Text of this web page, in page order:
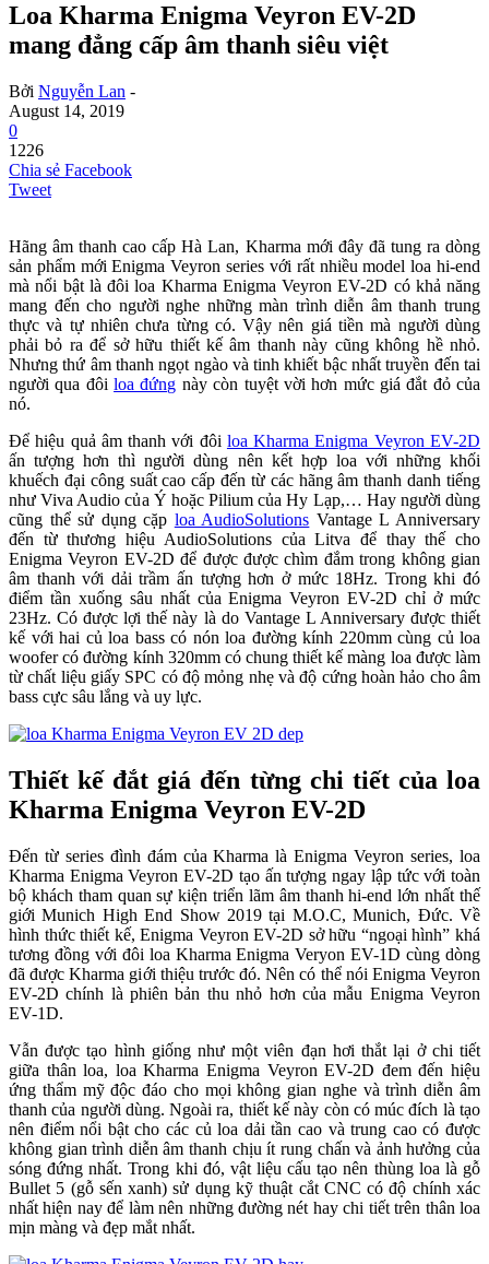
Loa Kharma Enigma Veyron EV-2D
mang đẳng cấp âm thanh siêu việt
Bởi Nguyễn Lan -
August 14, 2019
0
1226
Chia sẻ Facebook
Tweet
Hãng âm thanh cao cấp Hà Lan, Kharma mới đây đã tung ra dòng
sản phẩm mới Enigma Veyron series với rất nhiều model loa hi-end
mà nổi bật là đôi loa Kharma Enigma Veyron EV-2D có khả năng
mang đến cho người nghe những màn trình diễn âm thanh trung
thực và tự nhiên chưa từng có. Vậy nên giá tiền mà người dùng
phải bỏ ra để sở hữu thiết kế âm thanh này cũng không hề nhỏ.
Nhưng thứ âm thanh ngọt ngào và tinh khiết bậc nhất truyền đến tai
người qua đôiloa đứng này còn tuyệt vời hơn mức giá đắt đỏ của
nó.
Để hiệu quả âm thanh với đôi loa Kharma Enigma Veyron EV-2D
ấn tượng hơn thì người dùng nên kết hợp loa với những khối
khuếch đại công suất cao cấp đến từ các hãng âm thanh danh tiếng
như Viva Audio của Ý hoặc Pilium của Hy Lạp,… Hay người dùng
cũng thể sử dụng cặp loa AudioSolutions Vantage L Anniversary
đến từ thương hiệu AudioSolutions của Litva để thay thế cho
Enigma Veyron EV-2D để được được chìm đắm trong không gian
âm thanh với dải trầm ấn tượng hơn ở mức 18Hz. Trong khi đó
điểm tần xuống sâu nhất của Enigma Veyron EV-2D chỉ ở mức
23Hz. Có được lợi thế này là do Vantage L Anniversary được thiết
kế với hai củ loa bass có nón loa đường kính 220mm cùng củ loa
woofer có đường kính 320mm có chung thiết kế màng loa được làm
từ chất liệu giấy SPC có độ mỏng nhẹ và độ cứng hoàn hảo cho âm
bass cực sâu lắng và uy lực.
Thiết kế đắt giá đến từng chi tiết của loa
Kharma Enigma Veyron EV-2D
Đến từ series đình đám của Kharma là Enigma Veyron series, loa
Kharma Enigma Veyron EV-2D tạo ấn tượng ngay lập tức với toàn
bộ khách tham quan sự kiện triển lãm âm thanh hi-end lớn nhất thế
giới Munich High End Show 2019 tại M.O.C, Munich, Đức. Về
hình thức thiết kế, Enigma Veyron EV-2D sở hữu “ngoại hình” khá
tương đồng với đôi loa Kharma Enigma Veryon EV-1D cùng dòng
đã được Kharma giới thiệu trước đó. Nên có thể nói Enigma Veyron
EV-2D chính là phiên bản thu nhỏ hơn của mẫu Enigma Veyron
EV-1D.
Vẫn được tạo hình giống như một viên đạn hơi thắt lại ở chi tiết
giữa thân loa, loa Kharma Enigma Veyron EV-2D đem đến hiệu
ứng thẩm mỹ độc đáo cho mọi không gian nghe và trình diễn âm
thanh của người dùng. Ngoài ra, thiết kế này còn có múc đích là tạo
nên điểm nổi bật cho các củ loa dải tần cao và trung cao có được
không gian trình diễn âm thanh chịu ít rung chấn và ảnh hưởng của
sóng đứng nhất. Trong khi đó, vật liệu cấu tạo nên thùng loa là gỗ
Bullet 5 (gỗ sến xanh) sử dụng kỹ thuật cắt CNC có độ chính xác
nhất hiện nay để làm nên những đường nét hay chi tiết trên thân loa
mịn màng và đẹp mắt nhất.